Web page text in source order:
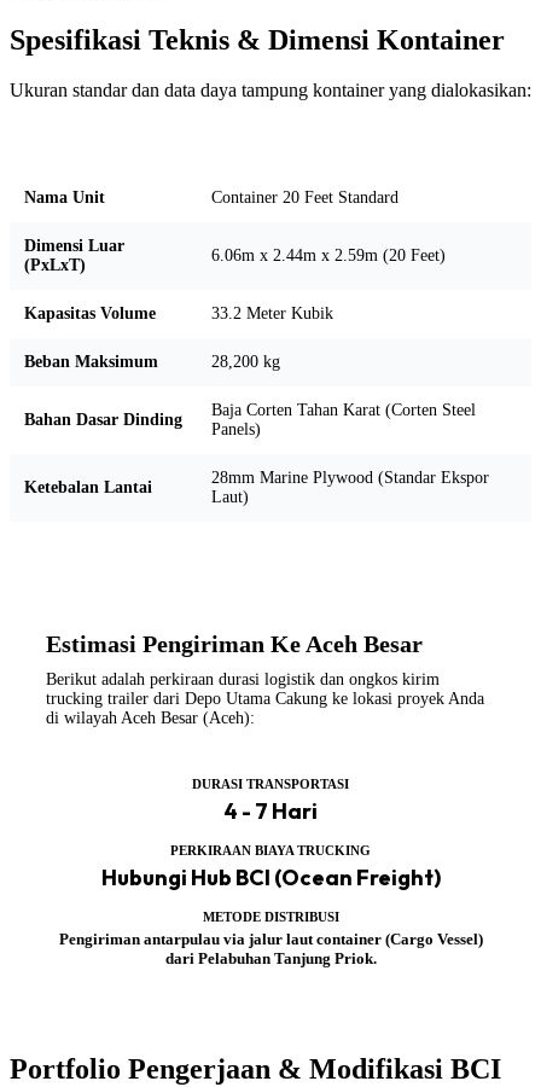
Spesifikasi Teknis & Dimensi Kontainer
Ukuran standar dan data daya tampung kontainer yang dialokasikan:
Nama Unit Container 20 Feet Standard
Dimensi Luar
(PxLxT)
6.06m x 2.44m x 2.59m (20 Feet)
Kapasitas Volume 33.2 Meter Kubik
Beban Maksimum 28,200 kg
Bahan Dasar Dinding
Baja Corten Tahan Karat (Corten Steel
Panels)
Ketebalan Lantai
28mm Marine Plywood (Standar Ekspor
Laut)
Estimasi Pengiriman Ke Aceh Besar
Berikut adalah perkiraan durasi logistik dan ongkos kirim
trucking trailer dari Depo Utama Cakung ke lokasi proyek Anda
di wilayah Aceh Besar (Aceh):
DURASI TRANSPORTASI
4 - 7 Hari
PERKIRAAN BIAYA TRUCKING
Hubungi Hub BCI (Ocean Freight)
METODE DISTRIBUSI
Pengiriman antarpulau via jalur laut container (Cargo Vessel)
dari Pelabuhan Tanjung Priok.
Portfolio Pengerjaan & Modifikasi BCI